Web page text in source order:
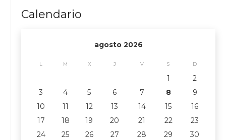
Calendario
agosto 2026
L M X J V S D
1
2
3
4 5 6 7 8
9
10
11 12 13 14 15
16
17
18 19 20 21 22
23
24
25 26 27 28 29
30